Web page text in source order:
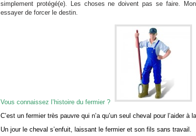
simplement protégé(e). Les choses ne doivent pas se faire.
essayer de forcer le destin.
Vous connaissez l’histoire du fermier ?
C’est un fermier très pauvre qui n’a qu’un seul cheval pour l’aider à
Un jour le cheval s’enfuit, laissant le fermier et son fils sans travail.